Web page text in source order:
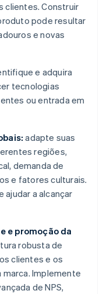
clientes. Construir
pode resultar
e novas
e adquira
tecnologias
ou entrada em
adapte suas
regiões,
demanda de
e fatores culturais.
a alcançar
e promoção da
robusta de
clientes e os
Implemente
de NPS,